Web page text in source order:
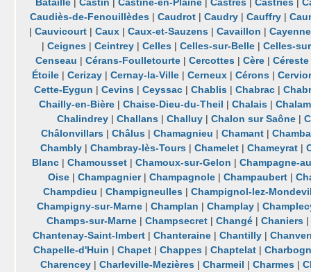
Caudiès-de-Fenouillèdes| Caudrot| Caudry| Cauffry|
|Cauvicourt |Caux |Caux-et-Sauzens |Cavaillon |Cayenne
|Ceignes |Ceintrey |Celles |Celles-sur-Belle |Celles-
Censeau | Cérans-Foulletourte| Cercottes| Cère| Céreste
Étoile| Cerizay| Cernay-la-Ville| Cerneux| Cérons|
Cette-Eygun | Cevins| Ceyssac| Chablis| Chabrac|
Chailly-en-Bière| Chaise-Dieu-du-Theil | Chalais|
Chalindrey |Challans |Challuy |Chalon sur Saône |
Châlonvillars |Châlus |Chamagnieu |Chamant |
Chambly |Chambray-lès-Tours |Chamelet |Chameyrat |
Blanc |Chamousset |Chamoux-sur-Gelon |Champagne-
Oise| Champagnier| Champagnole| Champaubert|
Champdieu |Champigneulles |Champignol-lez-
Champigny-sur-Marne| Champlan | Champlay|
Champs-sur-Marne |Champsecret |Changé |Chaniers
Chantenay-Saint-Imbert |Chanteraine |Chantilly |
Chapelle-d'Huin | Chapet| Chappes| Chaptelat|
Charencey |Charleville-Mezières |Charmeil |Charmes |